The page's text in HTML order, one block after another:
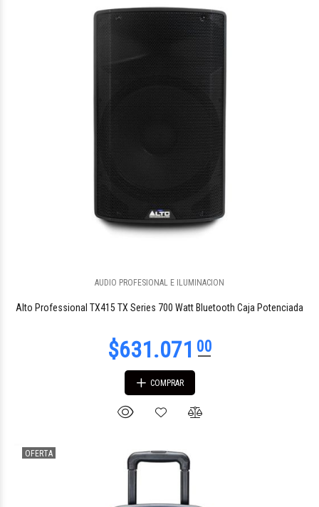
AUDIO PROFESIONAL E ILUMINACION
Alto Professional TX415 TX Series 700 Watt Bluetooth Caja Potenciada
COMPRAR
OFERTA